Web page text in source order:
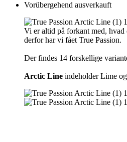
Vorübergehend ausverkauft
Vi er altid på forkant med,
derfor har vi fået True Passion.
Der findes 14 forskellige
Arctic Line indeholder Lime